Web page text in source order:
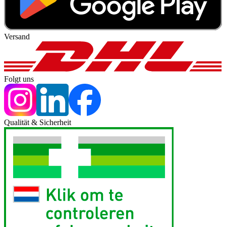
Versand
Folgt uns
Qualität & Sicherheit